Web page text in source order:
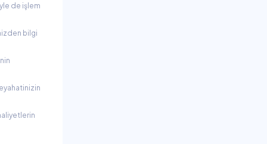
de işlem
bilgi